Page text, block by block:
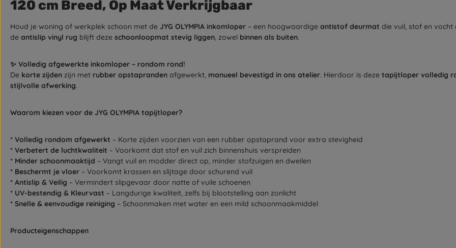
120 cm Breed, Op Maat Verkrijgbaar
Houd je woning of werkplek schoon met de JYG OLYMPIA inkomloper – een hoogwaardige antistof deurmat die vuil, stof en
de antislip vinyl rug blijft deze schoonloopmat stevig liggen, zowel binnen als buiten.
✨ Volledig afgewerkte inkomloper – rondom rond!
De korte zijden zijn met rubber opstapranden afgewerkt, manueel bevestigd in ons atelier. Hierdoor is deze tapijtloper volledig
stijlvolle afwerking.
Waarom kiezen voor de JYG OLYMPIA tapijtloper?
* Volledig rondom afgewerkt – Korte zijden voorzien van een rubber opstaprand voor extra stevigheid
* Verbetert de luchtkwaliteit – Voorkomt dat stof en vuil zich binnenshuis verspreiden
* Minder schoonmaaktijd – Vangt vuil en modder direct op, minder stofzuigen en dweilen
* Beschermt je vloer – Voorkomt krassen en slijtage door schurend vuil
* Antislip & Veilig – Vermindert slipgevaar door natte of vuile schoenen
* UV-bestendig & Kleurvast – Langdurige kwaliteit, zelfs bij blootstelling aan zonlicht
* Snelle & eenvoudige reiniging – Schoonmaken met water en een mild schoonmaakmiddel
Producteigenschappen